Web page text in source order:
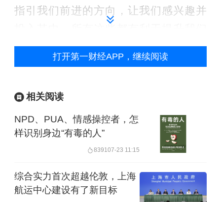
指引我们前进的方向，让我们感兴趣并
在新一年的整体幸福感。
情绪：希望（hope）。希望的定义是，
个体追求目标时拥有的精神动力（指向
（指向目标的计划性）的总和。希望是
人们心理资本的重要构成部分。正如著
打开第一财经APP，继续阅读
相关阅读
NPD、PUA、情感操控者，怎
样识别身边“有毒的人”
839107-23 11:15
综合实力首次超越伦敦，上海
航运中心建设有了新目标